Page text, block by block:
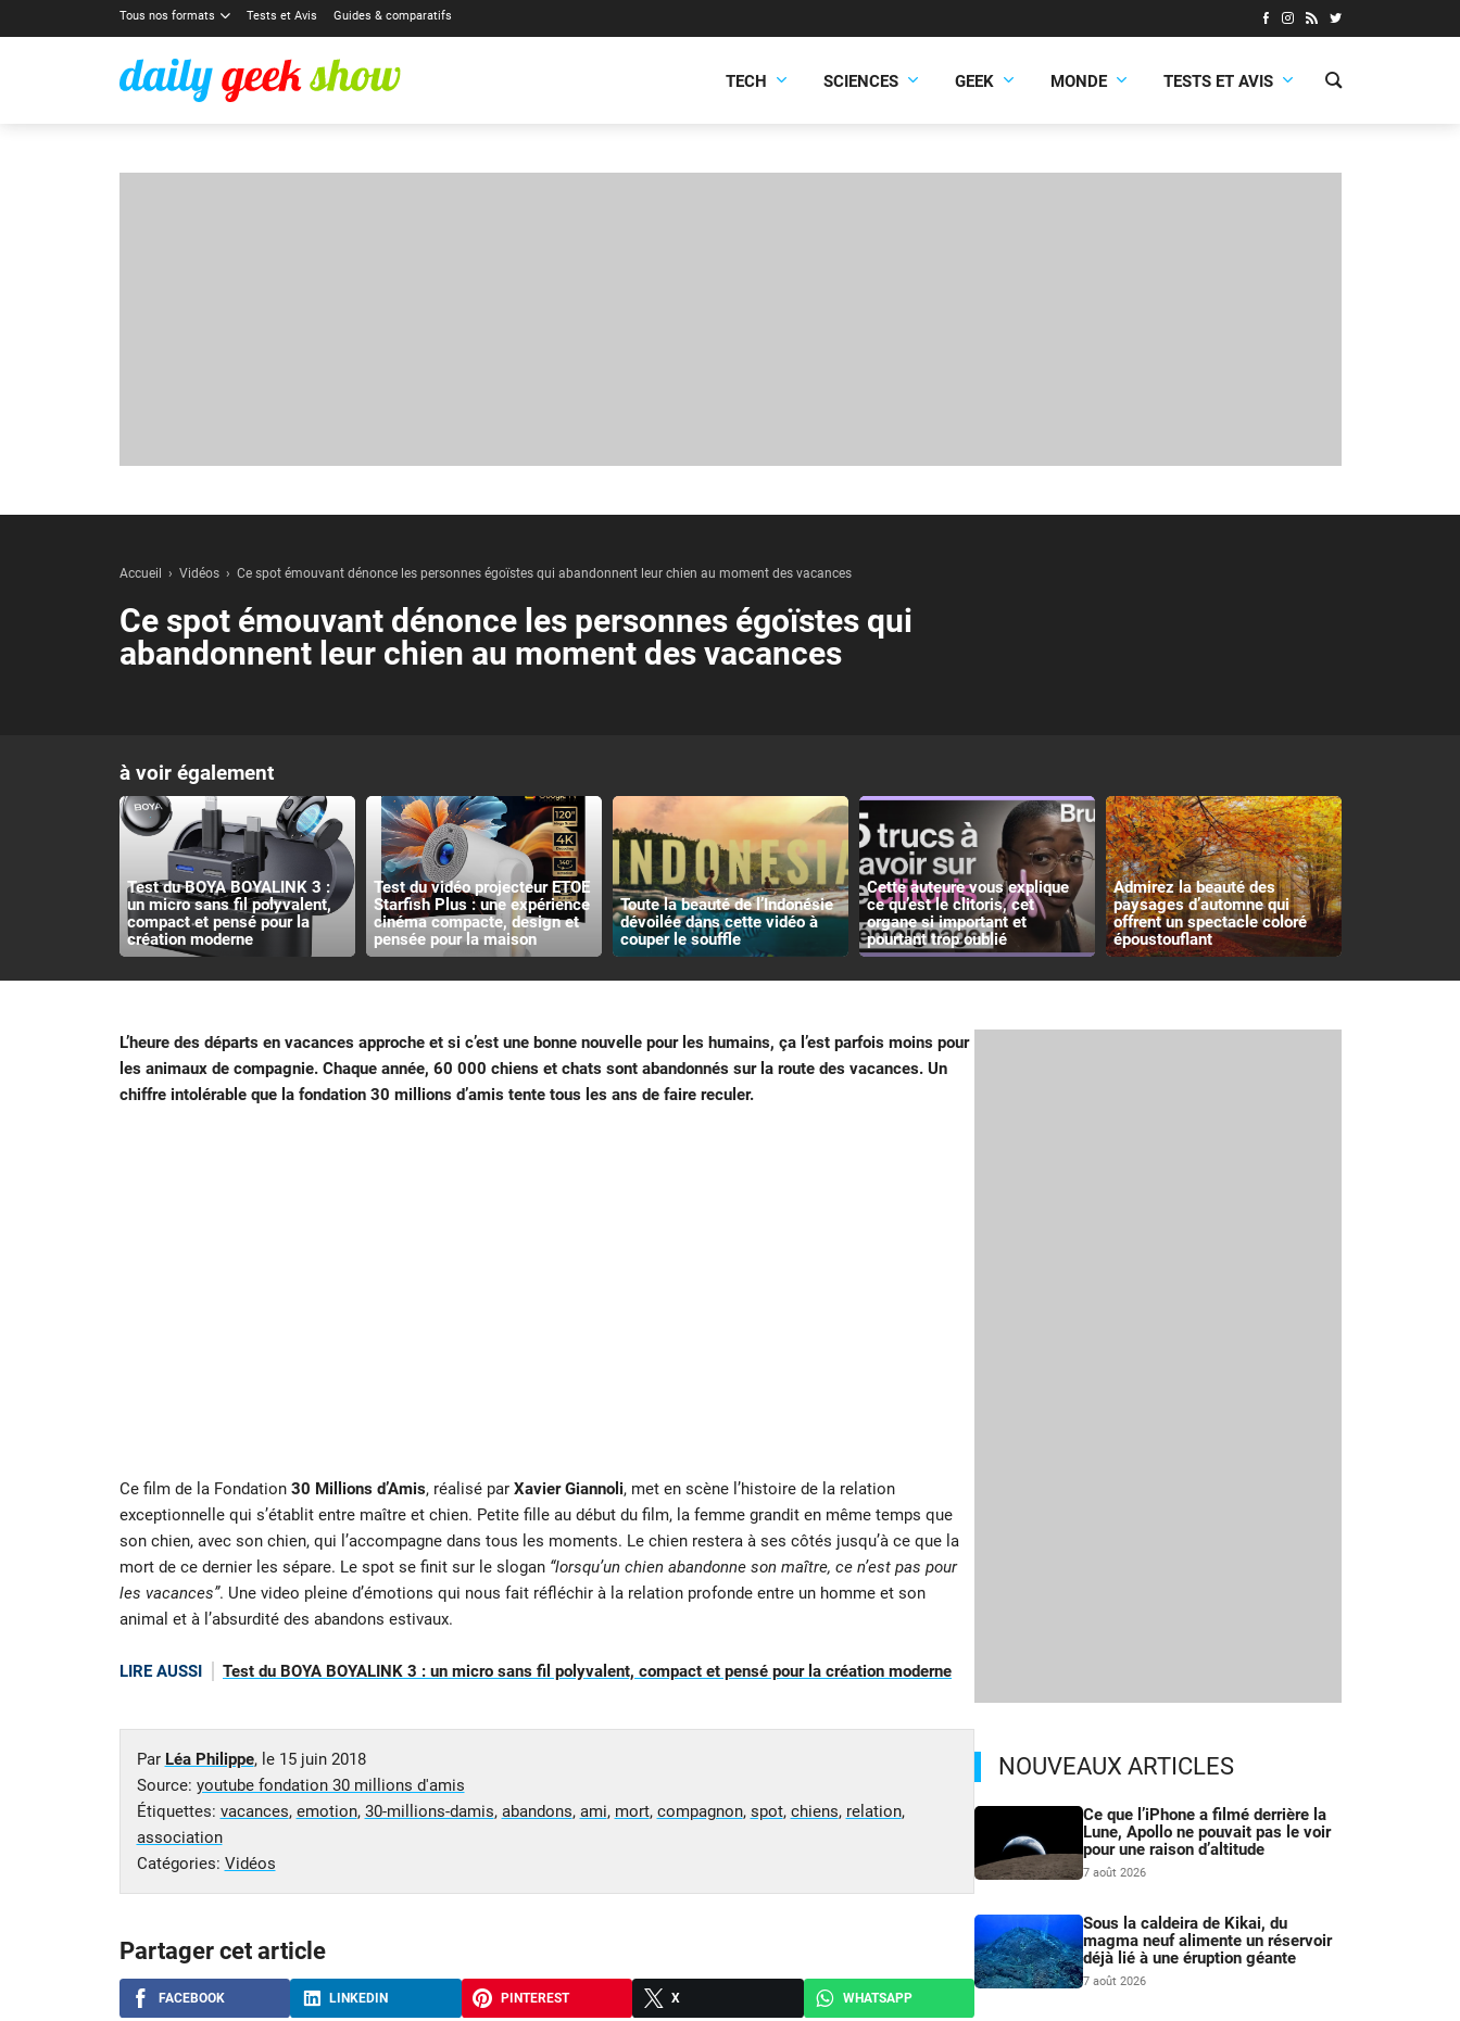
Tous nos formats Tests et Avis Guides & comparatifs
TECH SCIENCES GEEK MONDE TESTS ET AVIS
Accueil Vidéos Ce spot émouvant dénonce les personnes égoïstes qui abandonnent leur chien au moment des vacances
Ce spot émouvant dénonce les personnes égoïstes qui
abandonnent leur chien au moment des vacances
à voir également
Test du BOYA BOYALINK 3 :
un micro sans fil polyvalent,
compact et pensé pour la
création moderne
Test du vidéo projecteur ETOE
Starfish Plus : une expérience
cinéma compacte, design et
pensée pour la maison
Toute la beauté de l’Indonésie
dévoilée dans cette vidéo à
couper le souffle
Cette auteure vous explique
ce qu’est le clitoris, cet
organe si important et
pourtant trop oublié
Admirez la beauté des
paysages d’automne qui
offrent un spectacle coloré
époustouflant
L’heure des départs en vacances approche et si c’est une bonne nouvelle pour les humains, ça l’est parfois moins pour
les animaux de compagnie. Chaque année, 60 000 chiens et chats sont abandonnés sur la route des vacances. Un
chiffre intolérable que la fondation 30 millions d’amis tente tous les ans de faire reculer.
Ce film de la Fondation 30 Millions d’Amis, réalisé par Xavier Giannoli, met en scène l’histoire de la relation
exceptionnelle qui s’établit entre maître et chien. Petite fille au début du film, la femme grandit en même temps que
son chien, avec son chien, qui l’accompagne dans tous les moments. Le chien restera à ses côtés jusqu’à ce que la
mort de ce dernier les sépare. Le spot se finit sur le slogan “lorsqu’un chien abandonne son maître, ce n’est pas pour
les vacances”. Une video pleine d’émotions qui nous fait réfléchir à la relation profonde entre un homme et son
animal et à l’absurdité des abandons estivaux.
LIRE AUSSI Test du BOYA BOYALINK 3 : un micro sans fil polyvalent, compact et pensé pour la création moderne
Par Léa Philippe, le 15 juin 2018
Source: youtube fondation 30 millions d'amis
Étiquettes: vacances, emotion, 30-millions-damis, abandons, ami, mort, compagnon, spot, chiens, relation,
association
Catégories: Vidéos
Partager cet article
FACEBOOK LINKEDIN PINTEREST X WHATSAPP
NOUVEAUX ARTICLES
Ce que l’iPhone a filmé derrière la
Lune, Apollo ne pouvait pas le voir
pour une raison d’altitude
7 août 2026
Sous la caldeira de Kikai, du
magma neuf alimente un réservoir
déjà lié à une éruption géante
7 août 2026